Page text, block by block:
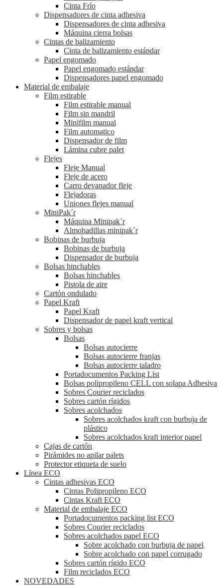
Cinta Frío
Dispensadores de cinta adhesiva
Dispensadores de cinta adhesiva
Máquina cierra bolsas
Cintas de balizamiento
Cinta de balizamiento estándar
Papel engomado
Papel engomado estándar
Dispensadores papel engomado
Material de embalaje
Film estirable
Film estirable manual
Film sin mandril
Minifilm manual
Film automatico
Dispensador de film
Lámina cubre palet
Flejes
Fleje Manual
Fleje de acero
Carro devanador fleje
Flejadoras
Uniones flejes manual
MiniPak´r
Máquina Minipak´r
Almohadillas minipak´r
Bobinas de burbuja
Bobinas de burbuja
Dispensador de burbuja
Bolsas hinchables
Bolsas hinchables
Pistola de aire
Cartón ondulado
Papel Kraft
Papel Kraft
Dispensador de papel kraft vertical
Sobres y bolsas
Bolsas
Bolsas autocierre
Bolsas autocierre franjas
Bolsas autocierre taladro
Portadocumentos Packing List
Bolsas polipropileno CELL con solapa Adhesiva
Sobres Courier reciclados
Sobres cartón rígidos
Sobres acolchados
Sobres acolchados kraft con burbuja de
plástico
Sobres acolchados kraft interior papel
Cajas de cartón
Pirámides no apilar palets
Protector etiqueta de suelo
Línea ECO
Cintas adhesivas ECO
Cintas Polipropileno ECO
Cintas Kraft ECO
Material de embalaje ECO
Portadocumentos packing list ECO
Sobres Courier reciclados
Sobres acolchados papel ECO
Sobre acolchado con burbuja de papel
Sobre acolchado con papel corrugado
Sobres cartón rígido ECO
Film reciclados ECO
NOVEDADES